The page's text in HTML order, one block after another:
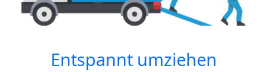
Entspannt umziehen